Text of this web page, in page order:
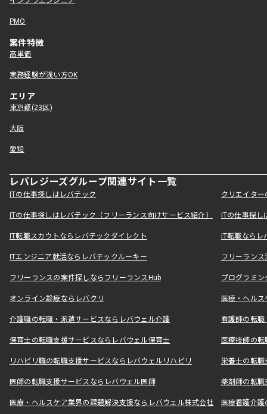
PMO
案件特徴
高単価
実務経験が浅い方OK
エリア
東京都(23区)
大阪
愛知
レバレジーズグループ関連サイト一覧
ITの仕事探しはレバテック クリエイタ
ITの仕事探しはレバテック（フリーランス向けサービス紹介） ITの仕事探
IT転職スカウトならレバテックダイレクト IT転職なら
ITエンジニア就活ならレバテックルーキー フリーラン
フリーランスの案件探しならフリーランスHub プログラミ
オンライン診療ならレバクリ 医療・ヘル
介護職の転職・派遣サービスならレバウェル介護 看護師の転
保育士の転職支援サービスならレバウェル保育士 医療技師の
リハビリ職の転職支援サービスならレバウェルリハビリ 栄養士の転
医師の転職支援サービスならレバウェル医師 薬剤師の転
医療・ヘルスケア業界の課題解決支援ならレバウェル株式会社 医療看護介